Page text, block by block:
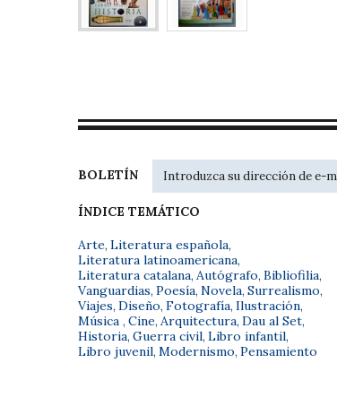
BOLETÍN
ÍNDICE TEMÁTICO
Arte, Literatura española,
Literatura latinoamericana,
Literatura catalana, Autógrafo, Bibliofilia,
Vanguardias, Poesía, Novela, Surrealismo,
Viajes, Diseño, Fotografía, Ilustración,
Música , Cine, Arquitectura, Dau al Set,
Historia, Guerra civil, Libro infantil,
Libro juvenil, Modernismo, Pensamiento